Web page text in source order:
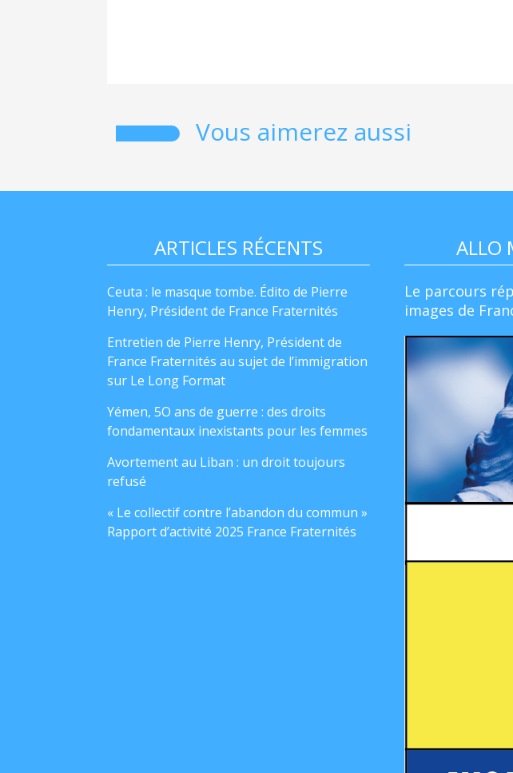
Vous aimerez aussi
ARTICLES RÉCENTS
Ceuta : le masque tombe. Édito de Pierre
Henry, Président de France Fraternités
Entretien de Pierre Henry, Président de
France Fraternités au sujet de l’immigration
sur Le Long Format
Yémen, 5O ans de guerre : des droits
fondamentaux inexistants pour les femmes
Avortement au Liban : un droit toujours
refusé
« Le collectif contre l’abandon du commun »
Rapport d’activité 2025 France Fraternités
ALLO
Le parcours
images de